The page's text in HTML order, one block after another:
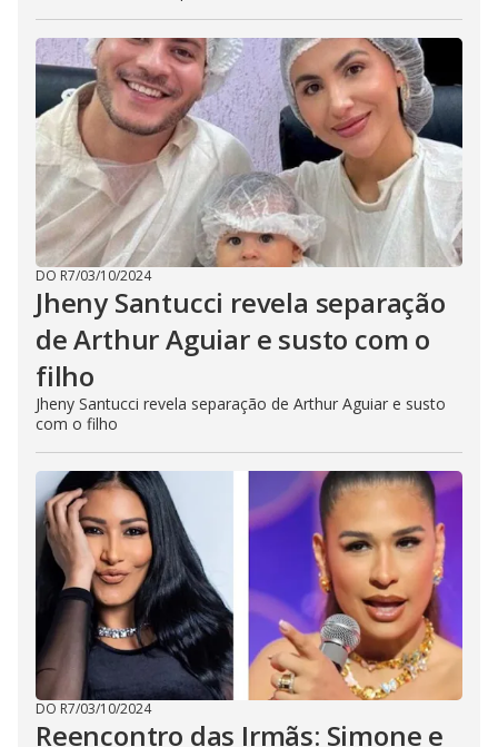
DO R7/03/10/2024
Jheny Santucci revela separação
de Arthur Aguiar e susto com o
filho
Jheny Santucci revela separação de Arthur Aguiar e susto
com o filho
DO R7/03/10/2024
Reencontro das Irmãs: Simone e